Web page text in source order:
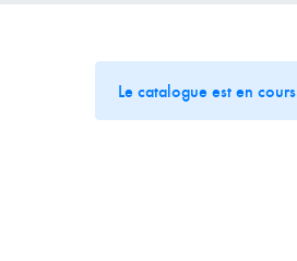
Le catalogue est en